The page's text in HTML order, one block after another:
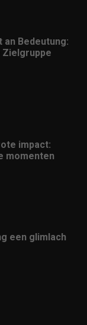
Bedeutung:
impact:
momenten
een glimlach